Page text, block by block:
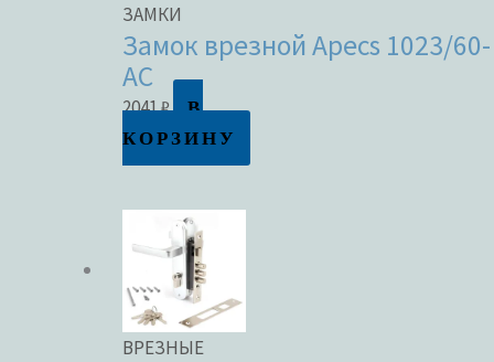
ЗАМКИ
Замок врезной Apecs 1023/60-
AC
2041₽
В
КОРЗИНУ
ВРЕЗНЫЕ